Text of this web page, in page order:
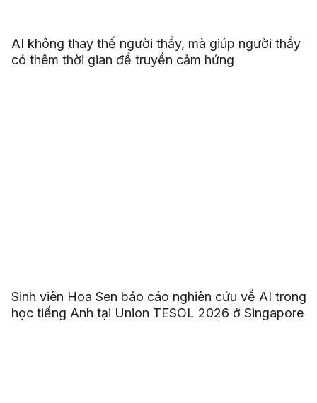
AI không thay thế người thầy, mà giúp người thầy
có thêm thời gian để truyền cảm hứng
Sinh viên Hoa Sen báo cáo nghiên cứu về AI trong
học tiếng Anh tại Union TESOL 2026 ở Singapore